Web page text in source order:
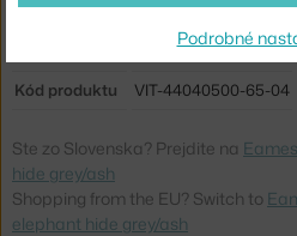
Sedák:
plast
Kód produktu
VIT-44040500-65-04
Ste zo Slovenska? Prejdite na
hide grey/ash
Shopping from the EU? Switch to
elephant hide grey/ash
Podrobné